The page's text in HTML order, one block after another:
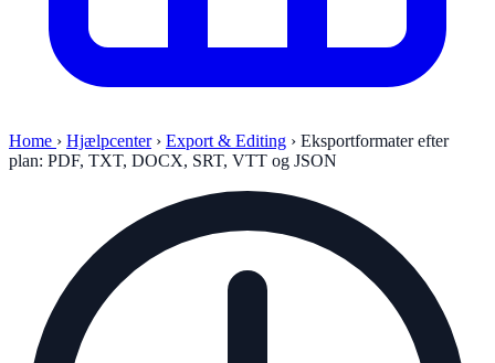
Home › Hjælpcenter › Export & Editing › Eksportformater efter
plan: PDF, TXT, DOCX, SRT, VTT og JSON